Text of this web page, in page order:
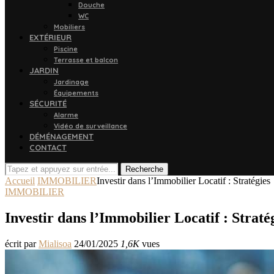
Douche
WC
Mobiliers
EXTÉRIEUR
Piscine
Terrasse et balcon
JARDIN
Jardinage
Équipements
SÉCURITÉ
Alarme
Vidéo de surveillance
DÉMÉNAGEMENT
CONTACT
Recherche
Accueil IMMOBILIERInvestir dans l’Immobilier Locatif : Stratégies
IMMOBILIER
Investir dans l’Immobilier Locatif :
écrit parMialisoa 24/01/2025 1,6Kvues